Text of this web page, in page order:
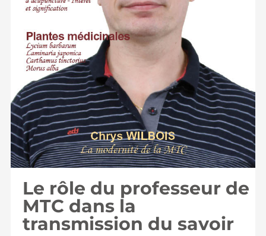
Le rôle du professeur de
MTC dans la
transmission du savoir